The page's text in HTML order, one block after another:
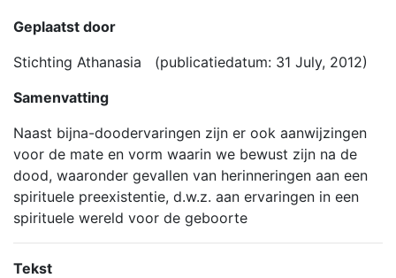
Geplaatst door
Stichting Athanasia (publicatiedatum: 31 July, 2012)
Samenvatting
Naast bijna-doodervaringen zijn er ook aanwijzingen
voor de mate en vorm waarin we bewust zijn na de
dood, waaronder gevallen van herinneringen aan een
spirituele preexistentie, d.w.z. aan ervaringen in een
spirituele wereld voor de geboorte
Tekst